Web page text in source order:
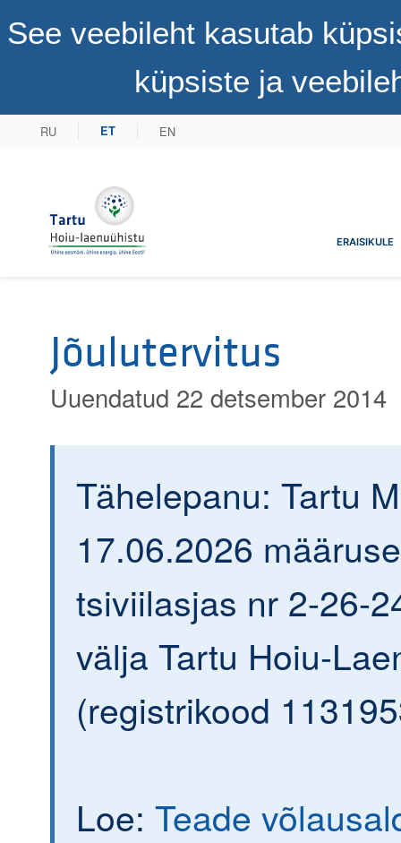
See veebileht kasutab
küpsiste ja
RU ET EN
Tartu Hoiu-laenuühistuERAISIKULE
Jõulutervitus
Uuendatud 22 detsember 2014
Tähelepanu: Tartu
17.06.2026
tsiviilasjas nr 2-26-
välja Tartu Hoiu-
(registrikood
Loe: Teade